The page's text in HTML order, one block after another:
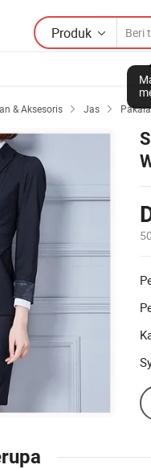
Produk
& Aksesoris  Jas 